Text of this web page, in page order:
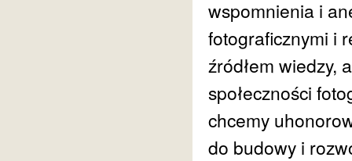
wspomnienia i
fotograficznymi i
źródłem wiedzy,
społeczności
chcemy
do budowy i